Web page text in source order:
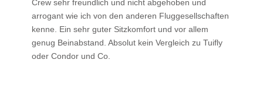
Crew sehr freundlich und nicht abgehoben und
arrogant wie ich von den anderen Fluggesellschaften
kenne. Ein sehr guter Sitzkomfort und vor allem
genug Beinabstand. Absolut kein Vergleich zu Tuifly
oder Condor und Co.